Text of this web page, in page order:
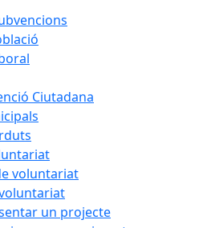
Ciutadana
voluntariat
un projecte